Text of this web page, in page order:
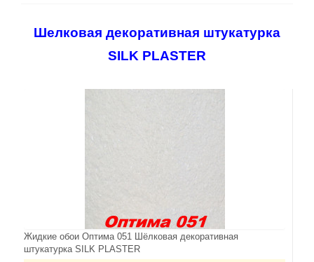
Шелковая декоративная штукатурка
SILK PLASTER
Жидкие обои Оптима 051 Шёлковая декоративная
штукатурка SILK PLASTER